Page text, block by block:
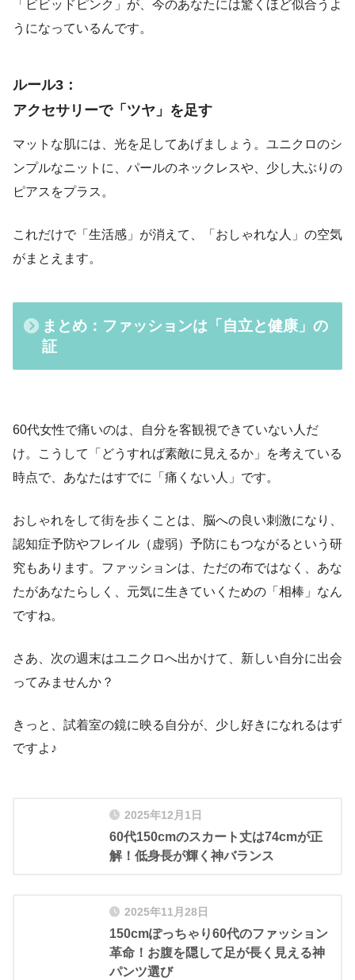
「ビビッドピンク」が、今のあなたには驚くほど似合うよ
うになっているんです。
ルール3：
アクセサリーで「ツヤ」を足す
マットな肌には、光を足してあげましょう。ユニクロのシ
ンプルなニットに、パールのネックレスや、少し大ぶりの
ピアスをプラス。
これだけで「生活感」が消えて、「おしゃれな人」の空気
がまとえます。
まとめ：ファッションは「自立と健康」の
証
60代女性で痛いのは、自分を客観視できていない人だ
け。こうして「どうすれば素敵に見えるか」を考えている
時点で、あなたはすでに「痛くない人」です。
おしゃれをして街を歩くことは、脳への良い刺激になり、
認知症予防やフレイル（虚弱）予防にもつながるという研
究もあります。ファッションは、ただの布ではなく、あな
たがあなたらしく、元気に生きていくための「相棒」なん
ですね。
さあ、次の週末はユニクロへ出かけて、新しい自分に出会
ってみませんか？
きっと、試着室の鏡に映る自分が、少し好きになれるはず
ですよ♪
2025年12月1日
60代150cmのスカート丈は74cmが正
解！低身長が輝く神バランス
2025年11月28日
150cmぽっちゃり60代のファッション
革命！お腹を隠して足が長く見える神
パンツ選び